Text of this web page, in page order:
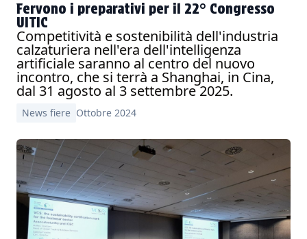
Fervono i preparativi per il 22° Congresso
UITIC
Competitività e sostenibilità dell'industria
calzaturiera nell'era dell'intelligenza
artificiale saranno al centro del nuovo
incontro, che si terrà a Shanghai, in Cina,
dal 31 agosto al 3 settembre 2025.
News fiere Ottobre 2024